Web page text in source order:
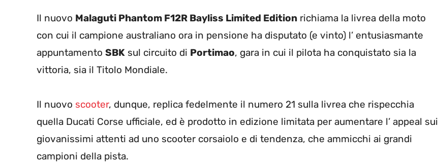
Il nuovo Malaguti Phantom F12R Bayliss Limited Edition richiama la livrea della moto
con cui il campione australiano ora in pensione ha disputato (e vinto) l’ entusiasmante
appuntamento SBK sul circuito di Portimao, gara in cui il pilota ha conquistato sia la
vittoria, sia il Titolo Mondiale.
Il nuovo scooter, dunque, replica fedelmente il numero 21 sulla livrea che rispecchia
quella Ducati Corse ufficiale, ed è prodotto in edizione limitata per aumentare l’ appeal sui
giovanissimi attenti ad uno scooter corsaiolo e di tendenza, che ammicchi ai grandi
campioni della pista.